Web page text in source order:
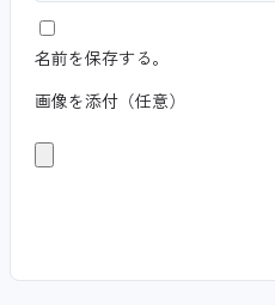
名前を保存する。
画像を添付（任意）